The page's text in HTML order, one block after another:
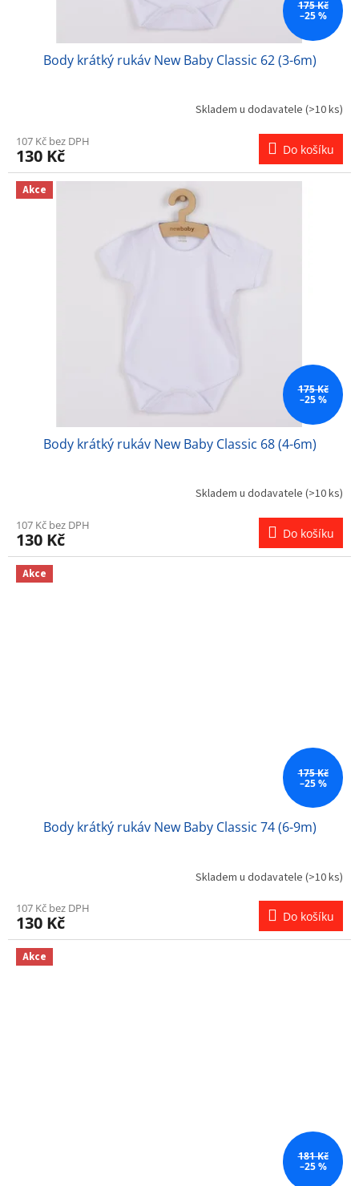
175 Kč
–25 %
Body krátký rukáv New Baby Classic 62 (3-6m)
Skladem u dodavatele (>10 ks)
107 Kč bez DPH
130 Kč Do košíku
Akce
175 Kč
–25 %
Body krátký rukáv New Baby Classic 68 (4-6m)
Skladem u dodavatele (>10 ks)
107 Kč bez DPH
130 Kč Do košíku
Akce
175 Kč
–25 %
Body krátký rukáv New Baby Classic 74 (6-9m)
Skladem u dodavatele (>10 ks)
107 Kč bez DPH
130 Kč Do košíku
Akce
181 Kč
–25 %